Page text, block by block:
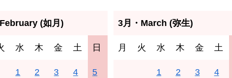
(如月)
水 木 金 土 日
1 2 3 4 5
3月・March (弥生)
月 火 水 木 金 土
1 2 3 4